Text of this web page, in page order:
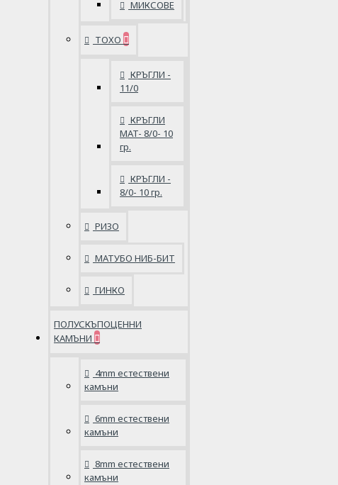
МИКСОВЕ
ТОХО
КРЪГЛИ -
11/0
КРЪГЛИ
MAT- 8/0- 10
гр.
КРЪГЛИ -
8/0- 10 гр.
РИЗО
МАТУБО НИБ-БИТ
ГИНКО
ПОЛУСКЪПОЦЕННИ
КАМЪНИ
4mm естествени
камъни
6mm естествени
камъни
8mm естествени
камъни